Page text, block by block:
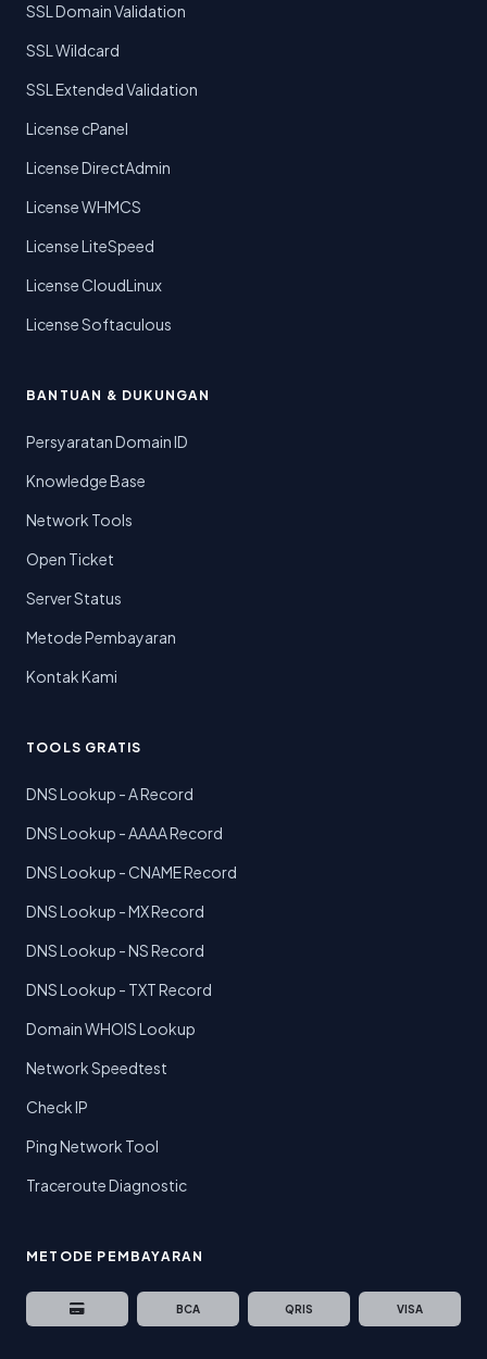
SSL Domain Validation
SSL Wildcard
SSL Extended Validation
License cPanel
License DirectAdmin
License WHMCS
License LiteSpeed
License CloudLinux
License Softaculous
BANTUAN & DUKUNGAN
Persyaratan Domain ID
Knowledge Base
Network Tools
Open Ticket
Server Status
Metode Pembayaran
Kontak Kami
TOOLS GRATIS
DNS Lookup - A Record
DNS Lookup - AAAA Record
DNS Lookup - CNAME Record
DNS Lookup - MX Record
DNS Lookup - NS Record
DNS Lookup - TXT Record
Domain WHOIS Lookup
Network Speedtest
Check IP
Ping Network Tool
Traceroute Diagnostic
METODE PEMBAYARAN
BCA QRIS VISA